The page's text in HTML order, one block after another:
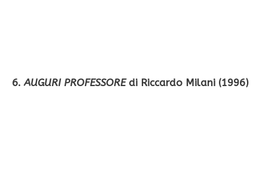
6.AUGURI PROFESSOREdi Riccardo Milani (1996)